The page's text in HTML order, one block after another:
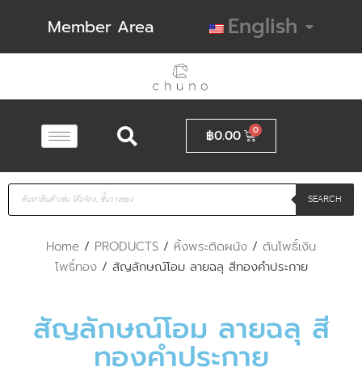
Member Area English
฿0.00
SEARCH
Home / PRODUCTS / หิ้งพระติดผนัง / ต้นโพธิ์เงิน
โพธิ์ทอง/ สัญลักษณ์โอม ลายฉลุ สีทองคำประกาย
สัญลักษณ์โอม ลายฉลุ สี
ทองคำประกาย